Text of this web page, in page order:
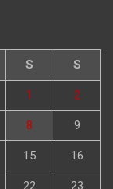
S S
1 2
8 9
15 16
22 23